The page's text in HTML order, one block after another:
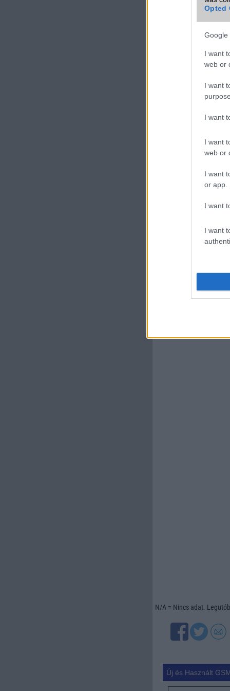
Opted
Google
I want
web or
I want
I want
I want
web or
I want
or app.
I want
I want
N/A = Nincs adat.
Új és Használt